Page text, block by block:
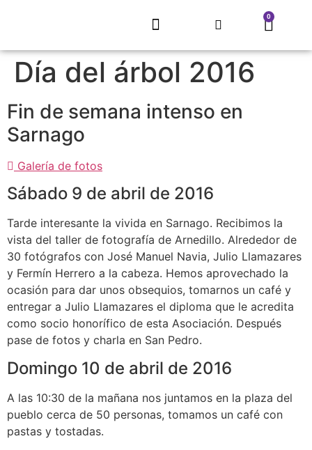
0
Día del árbol 2016
Fin de semana intenso en
Sarnago
Galería de fotos
Sábado 9 de abril de 2016
Tarde interesante la vivida en Sarnago. Recibimos la
vista del taller de fotografía de Arnedillo. Alrededor de
30 fotógrafos con José Manuel Navia, Julio Llamazares
y Fermín Herrero a la cabeza. Hemos aprovechado la
ocasión para dar unos obsequios, tomarnos un café y
entregar a Julio Llamazares el diploma que le acredita
como socio honorífico de esta Asociación. Después
pase de fotos y charla en San Pedro.
Domingo 10 de abril de 2016
A las 10:30 de la mañana nos juntamos en la plaza del
pueblo cerca de 50 personas, tomamos un café con
pastas y tostadas.